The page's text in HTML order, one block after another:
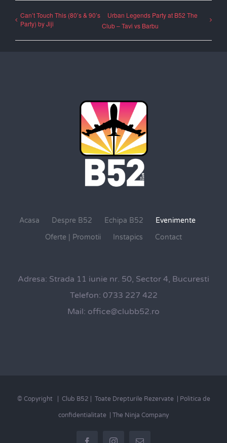
Can’t Touch This (80’s & 90’s
Party) by Jiji
Urban Legends Party at B52 The
Club – Tavi vs Barbu
Acasa Despre B52 Echipa B52
Evenimente
Oferte | Promotii
Instapics Contact
Adresa: Strada 11 iunie nr. 50, Sector 4, Bucuresti
Telefon: 0733 227 422
Mail: office@clubb52.ro
© Copyright | Club B52 | Toate Drepturile Rezervate | Politica de
confidentialitate The Ninja Company